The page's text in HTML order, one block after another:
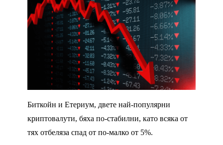
Биткойн и Етериум, двете най-популярни
криптовалути, бяха по-стабилни, като всяка от
тях отбеляза спад от по-малко от 5%.